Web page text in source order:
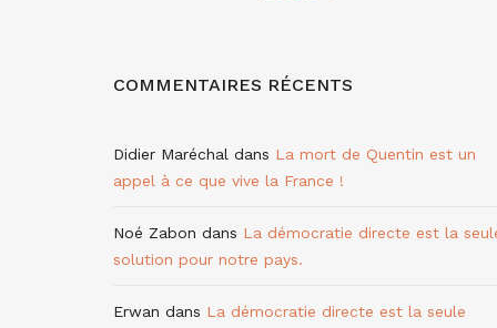
COMMENTAIRES RÉCENTS
Didier Maréchal dans La mort de Quentin est un
appel à ce que vive la France !
Noé Zabon dans La démocratie directe est la
solution pour notre pays.
Erwan dans La démocratie directe est la seule